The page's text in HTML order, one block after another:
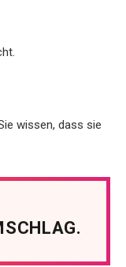
wissen, dass sie